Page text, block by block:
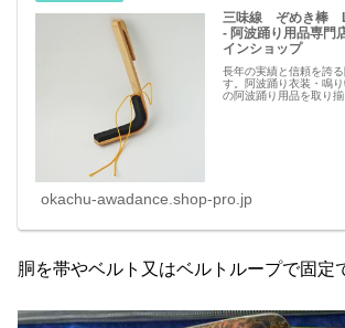
三味線 ぞめき棒 L
- 阿波踊り用品専
インショップ
長年の実績と信頼を誇
す。阿波踊り衣装・鳴
の阿波踊り用品を取り揃
okachu-awadance.shop-pro.jp
胴を帯やベルト又はベルトループで固定